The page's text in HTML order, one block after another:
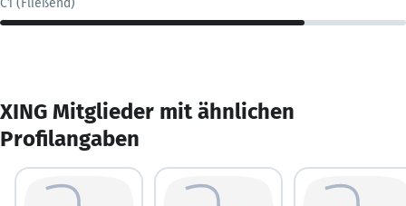
XING Mitglieder mit ähnlichen
Profilangaben